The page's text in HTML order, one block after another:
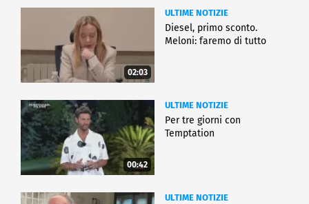
02:03
ULTIME NOTIZIE
Diesel, primo sconto.
Meloni: faremo di tutto
00:42
ULTIME NOTIZIE
Per tre giorni con
Temptation
ULTIME NOTIZIE